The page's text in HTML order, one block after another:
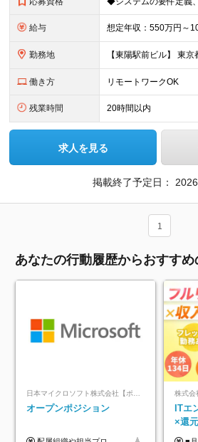
給与
勤務地
働き方 リモートワークOK
残業時間 20時間以内
求人を見る
掲載終了予定日：
1
あなたの行動履歴からおすすめ
日本マイクロソフト株式会社【ポジションマッチ登録】
オープンポジション
株式会
ITエ
×還
迎*年